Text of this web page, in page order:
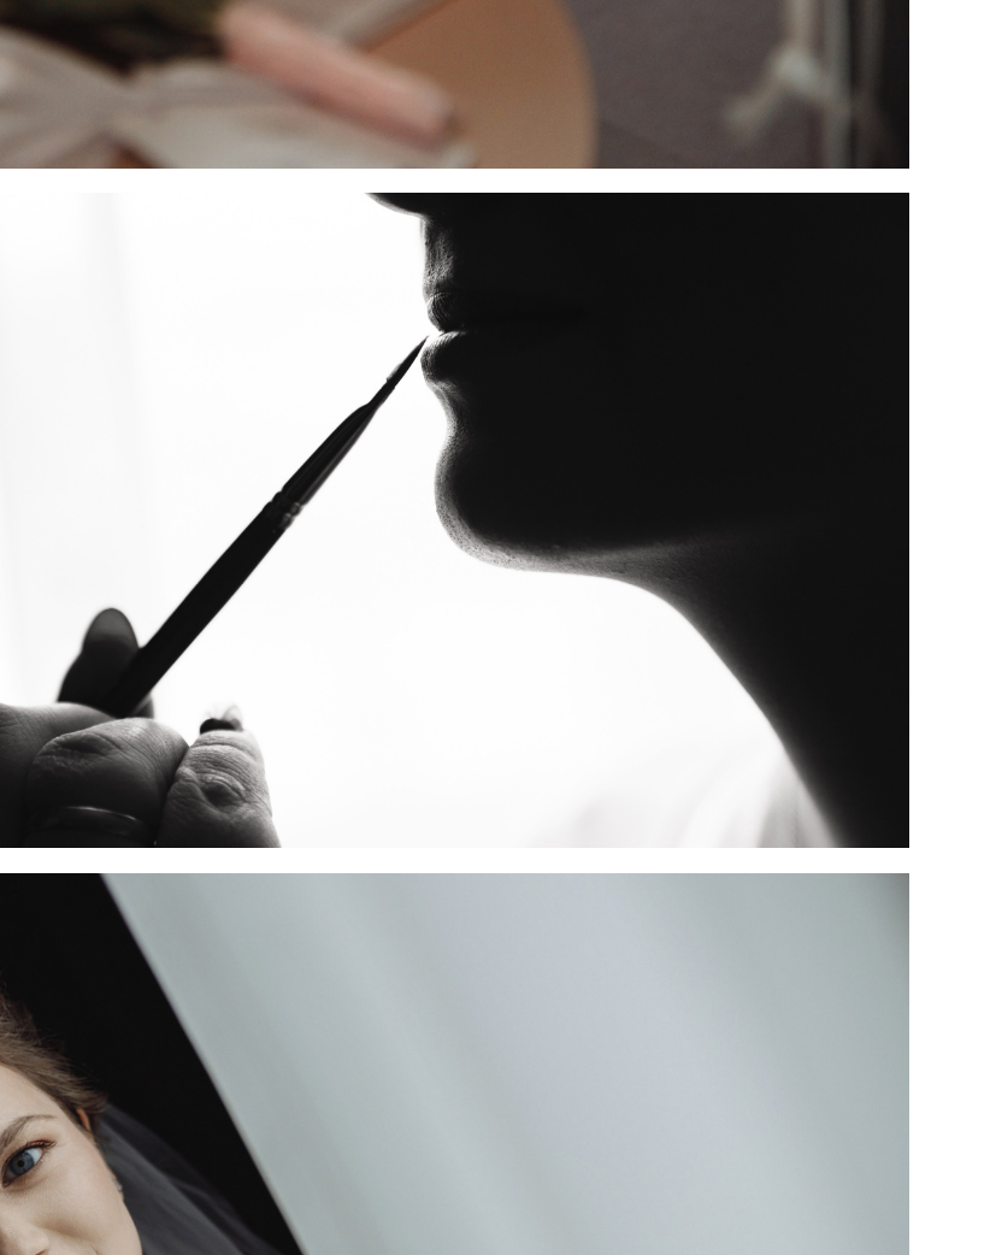
Дмитрий. Фотограф на свадьбу Москва. Свадьба фото. Сборы в отеле. Утро невесты.
фотосессия в Москве. Свадебный фотограф Москва Гладков Дмитрий. Фотограф на свадьбу Москва.
фото. Сборы в отеле. Утро невесты.